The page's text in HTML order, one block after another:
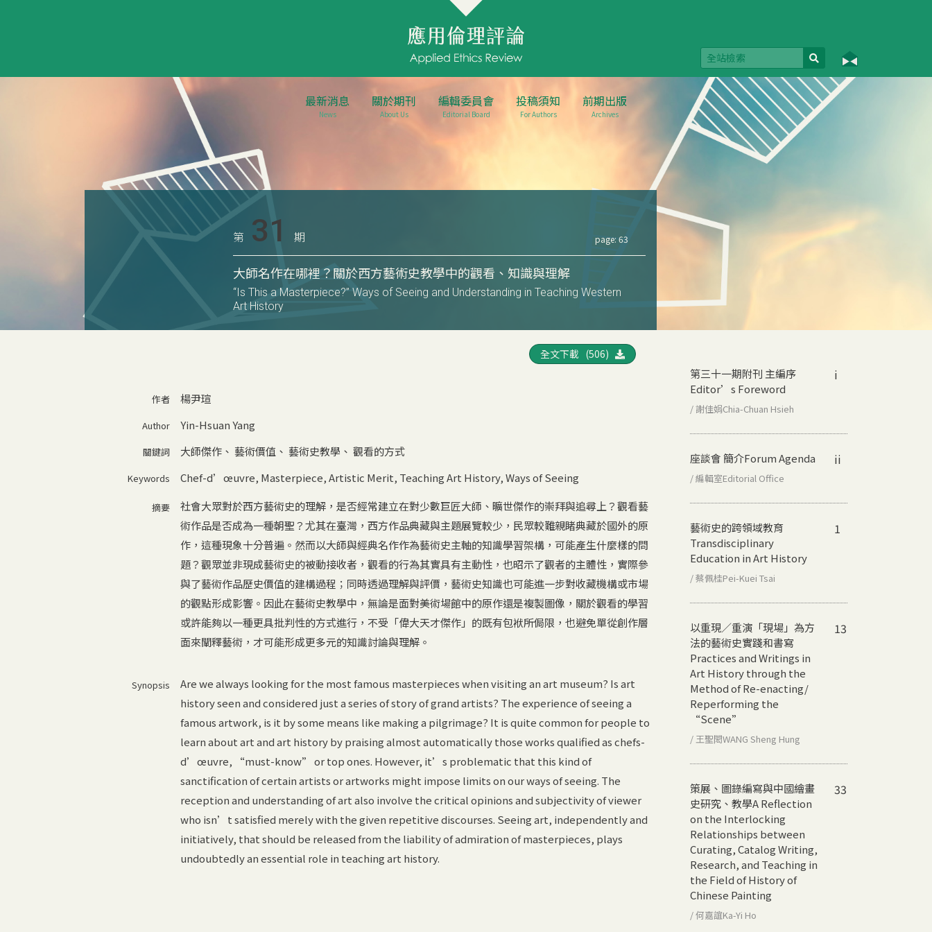
最新消息
News
關於期刊
About Us
編輯委員會
Editorial Board
投稿須知
For Authors
前期出版
Archives
page: 63
第 31 期
大師名作在哪裡？關於西方藝術史教學中的觀看、知識與理解
“Is This a Masterpiece?” Ways of Seeing and Understanding in Teaching Western
Art History
作者 楊尹瑄
Author Yin-Hsuan Yang
關鍵詞 大師傑作、 藝術價值 、 藝術史教學 、 觀看的方式
Keywords Chef-d’œuvre, Masterpiece,Artistic Merit, Teaching Art History,Ways of Seeing
摘要
社會大眾對於西方藝術史的理解，是否經常建立在對少數巨匠大師、曠世傑作的崇拜與追尋上？觀看藝
術作品是否成為一種朝聖？尤其在臺灣，西方作品典藏與主題展覽較少，民眾較難親睹典藏於國外的原
作，這種現象十分普遍。然而以大師與經典名作作為藝術史主軸的知識學習架構，可能產生什麼樣的問
題？觀眾並非現成藝術史的被動接收者，觀看的行為其實具有主動性，也昭示了觀者的主體性，實際參
與了藝術作品歷史價值的建構過程；同時透過理解與評價，藝術史知識也可能進一步對收藏機構或市場
的觀點形成影響。因此在藝術史教學中，無論是面對美術場館中的原作還是複製圖像，關於觀看的學習
或許能夠以一種更具批判性的方式進行，不受「偉大天才傑作」的既有包袱所侷限，也避免單從創作層
面來闡釋藝術，才可能形成更多元的知識討論與理解。
Synopsis
Are we always looking for the most famous masterpieces when visiting an art museum? Is art
history seen and considered just a series of story of grand artists? The experience of seeing a
famous artwork, is it by some means like making a pilgrimage? It is quite common for people to
learn about art and art history by praising almost automatically those works qualified as chefs-
d’œuvre, “must-know” or top ones. However, it’s problematic that this kind of
sanctification of certain artists or artworks might impose limits on our ways of seeing. The
reception and understanding of art also involve the critical opinions and subjectivity of viewer
who isn’t satisfied merely with the given repetitive discourses. Seeing art, independently and
initiatively, that should be released from the liability of admiration of masterpieces, plays
undoubtedly an essential role in teaching art history.
第三十一期附刊 主編序
Editor’s Foreword
/ 謝佳娟Chia-Chuan Hsieh
i
座談會 簡介Forum Agenda
/ 編輯室Editorial Office
ii
藝術史的跨領域教育
Transdisciplinary
Education in Art History
/ 蔡佩桂Pei-Kuei Tsai
1
以重現／重演「現場」為方
法的藝術史實踐和書寫
Practices and Writings in
Art History through the
Method of Re-enacting/
Reperforming the
“Scene”
/ 王聖閎WANG Sheng Hung
13
策展、圖錄編寫與中國繪畫
史研究、教學A Reflection
on the Interlocking
Relationships between
Curating, Catalog Writing,
Research, and Teaching in
the Field of History of
Chinese Painting
/ 何嘉誼Ka-Yi Ho
33